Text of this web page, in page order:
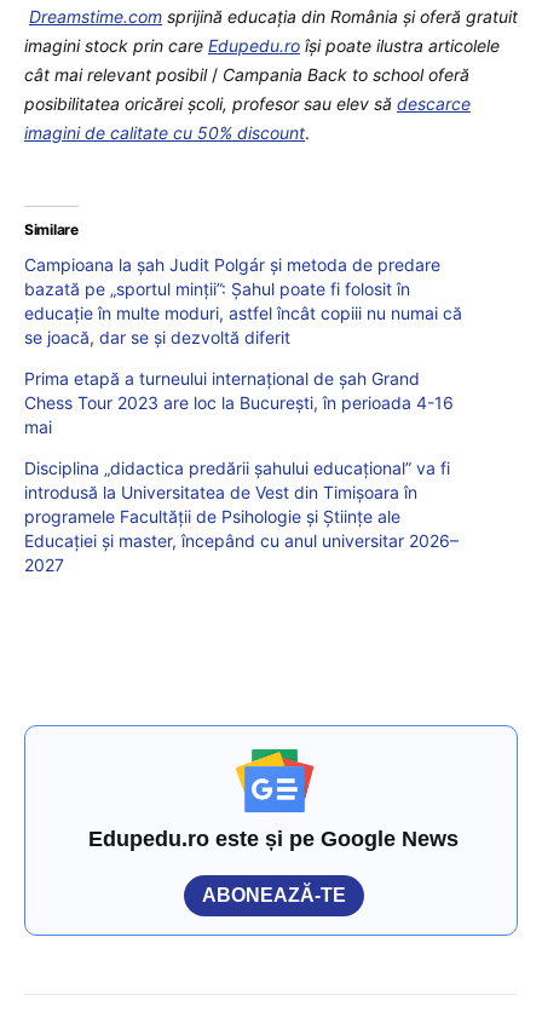
Dreamstime.com sprijină educaţia din România şi oferă gratuit
imagini stock prin care Edupedu.ro îşi poate ilustra articolele
cât mai relevant posibil/ Campania Back to school oferă
posibilitatea oricărei școli, profesor sau elev să descarce
imagini de calitate cu 50% discount.
Similare
Campioana la șah Judit Polgár și metoda de predare
bazată pe „sportul minții”: Șahul poate fi folosit în
educație în multe moduri, astfel încât copiii nu numai că
se joacă, dar se și dezvoltă diferit
Prima etapă a turneului internațional de șah Grand
Chess Tour 2023 are loc la București, în perioada 4-16
mai
Disciplina „didactica predării șahului educațional” va fi
introdusă la Universitatea de Vest din Timișoara în
programele Facultății de Psihologie și Științe ale
Educației și master, începând cu anul universitar 2026–
2027
Edupedu.ro este și pe Google News
ABONEAZĂ-TE